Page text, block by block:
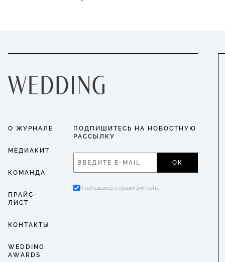
О ЖУРНАЛЕ
МЕДИАКИТ
КОМАНДА
ПРАЙС-
ЛИСТ
КОНТАКТЫ
WEDDING
AWARDS
ПОДПИШИТЕСЬ НА НОВОСТНУЮ
РАССЫЛКУ
ОК
Я соглашаюсь с правилами сайта